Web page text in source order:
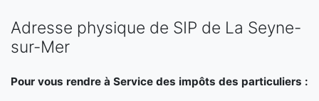
Adresse physique de SIP de La Seyne-
sur-Mer
Pour vous rendre à Service des impôts des particuliers :